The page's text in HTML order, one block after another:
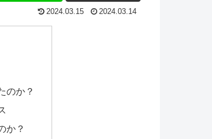
2024.03.15 2024.03.14
のか？
か？